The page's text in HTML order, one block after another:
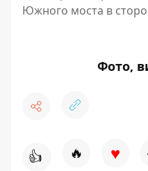
Южного моста в
Фото,
👍 🔥 ♥